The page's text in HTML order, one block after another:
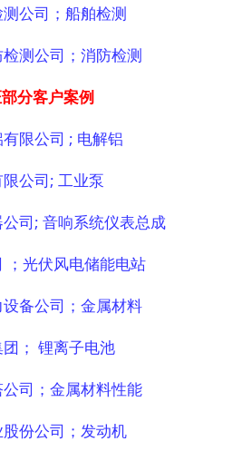
公司；船舶检测
测公司；消防检测
分客户案例
限公司 ; 电解铝
公司; 工业泵
司; 音响系统仪表总成
；光伏风电储能电站
备公司；金属材料
； 锂离子电池
司；金属材料性能
份公司；发动机